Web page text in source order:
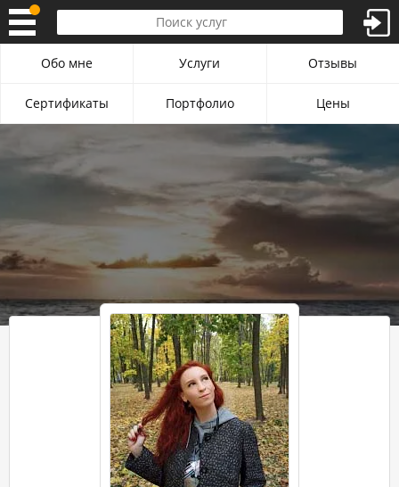
Обо мне Услуги Отзывы
Сертификаты Портфолио Цены